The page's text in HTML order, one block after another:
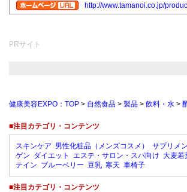
http://www.tamanoi.co.jp/
PRサイト
健康美容EXPO：TOP > 自然食品 > 製品 > 飲料・水 >
■注目カテゴリ・コンテンツ
スキンケア 男性化粧品（メンズコスメ） サプリメ
ゲン ダイエット エステ・サロン・スパ向け 大麦若
テイン ブルーベリー 豆乳 寒天 車椅子
■注目カテゴリ・コンテンツ